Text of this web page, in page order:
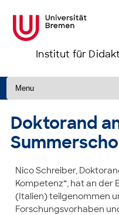
Institut für
Zum Inhalt springen
Doktorand
Nico Schreiber,
Kompetenz“, hat an der
(Italien) teilgenommen
Forschungsvorhaben